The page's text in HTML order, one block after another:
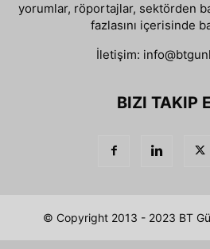
yorumlar, röportajlar, sektörden
fazlasını içerisinde
İletişim:
BIZI TAKIP
© Copyright 2013 - 2023 BT